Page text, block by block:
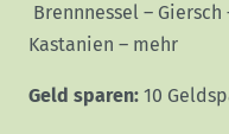
Brennnessel – Giersch
Kastanien – mehr
Geld sparen: 10